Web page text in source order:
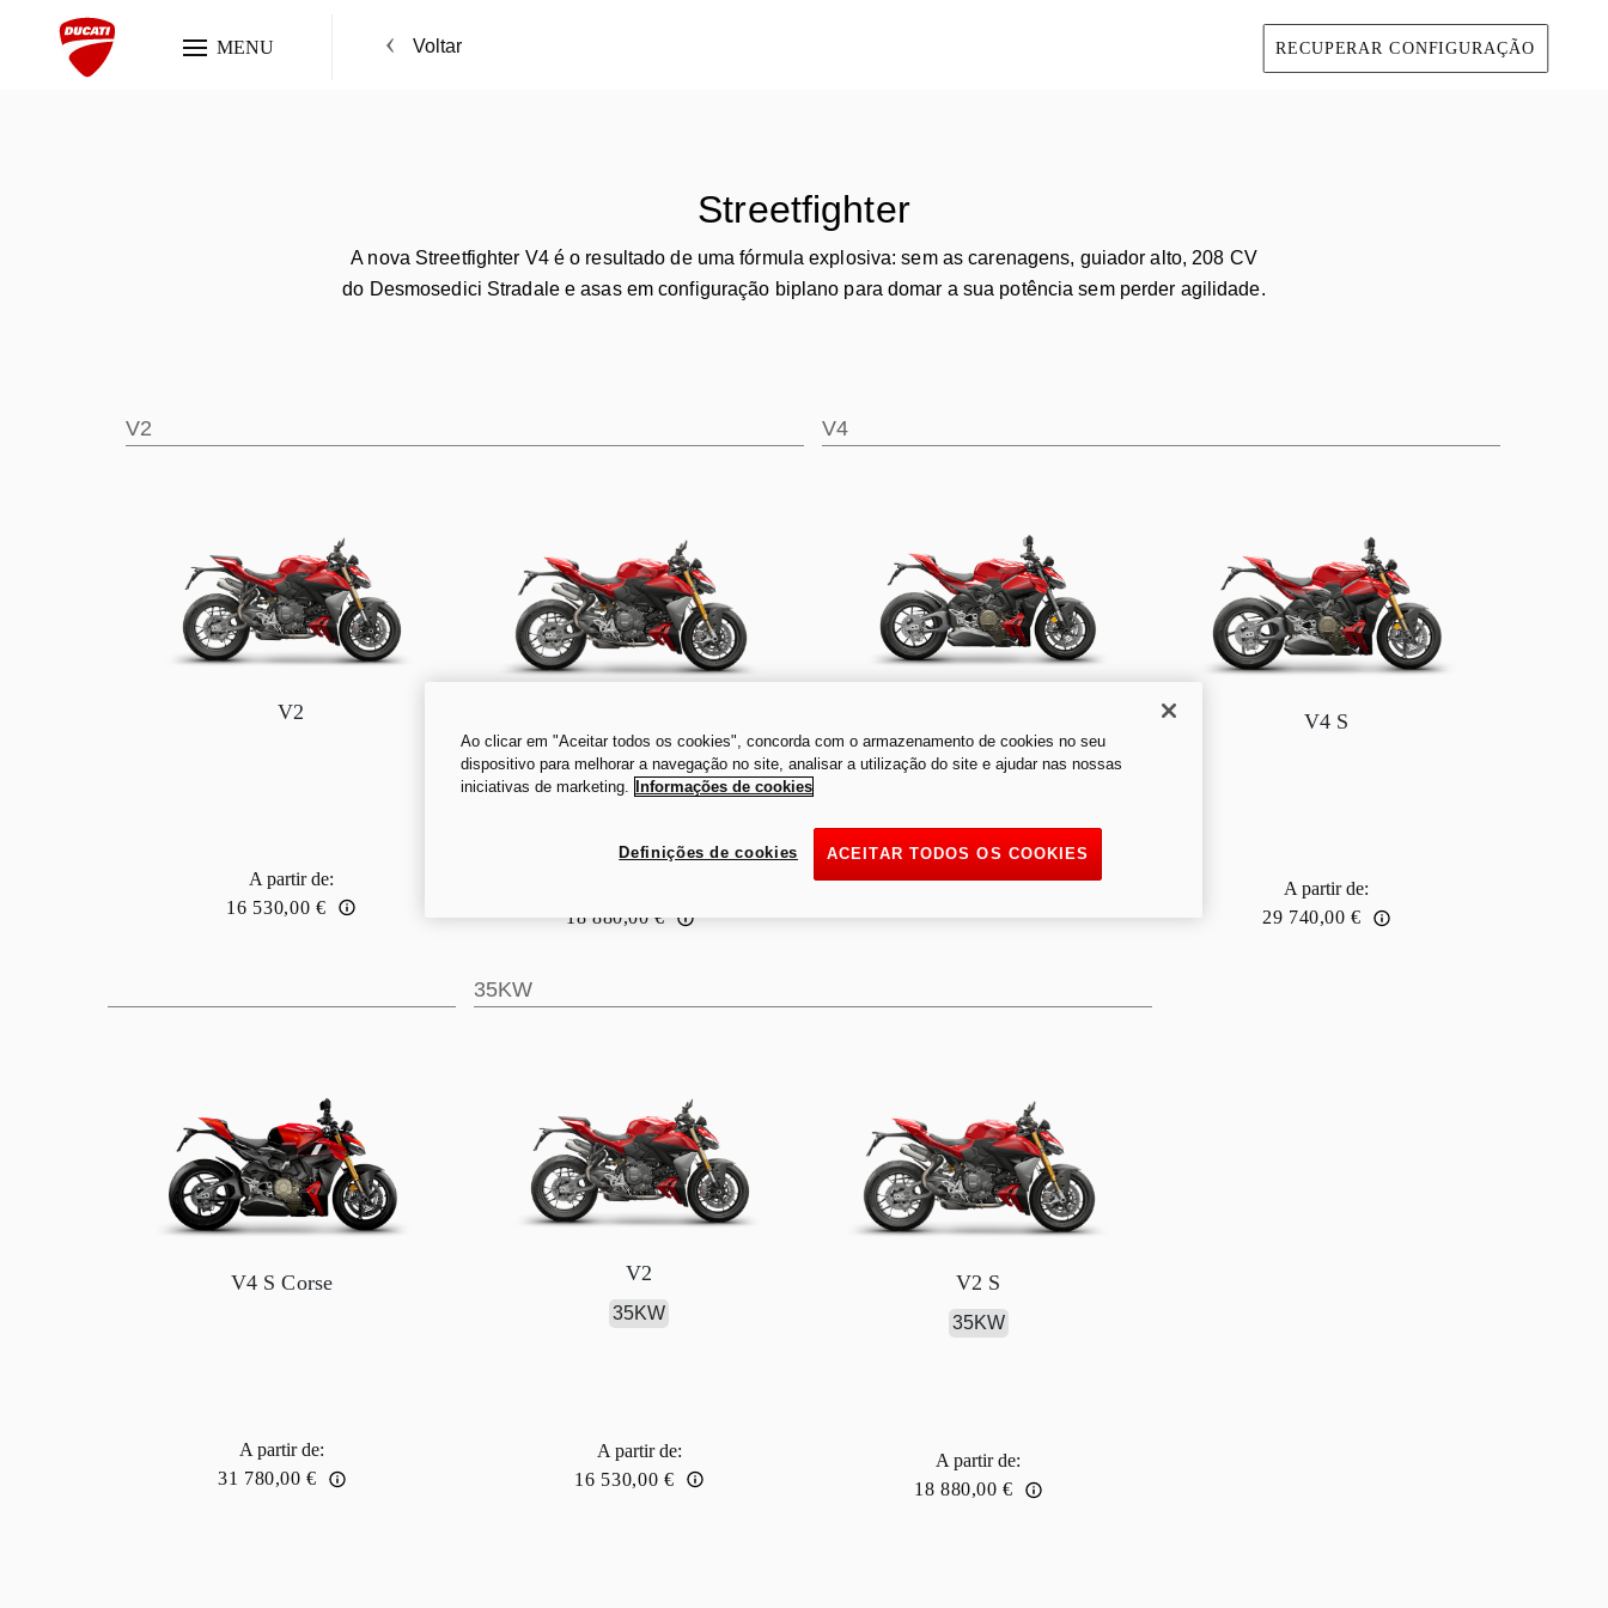
MENU Voltar RECUPERAR CONFIGURAÇÃO
Streetfighter
A nova Streetfighter V4 é o resultado de uma fórmula explosiva: sem as carenagens, guiador alto, 208 CV
do Desmosedici Stradale e asas em configuração biplano para domar a sua potência sem perder agilidade.
V2
V2
A partir de:
16 530,00 €
18 880,00 €
V4
A partir de:
V4 S
A partir de:
29 740,00 €
V4 S Corse
A partir de:
31 780,00 €
35KW
V2
35KW
A partir de:
16 530,00 €
V2 S
35KW
A partir de:
18 880,00 €
Ao clicar em "Aceitar todos os cookies", concorda com o armazenamento de cookies no seu
dispositivo para melhorar a navegação no site, analisar a utilização do site e ajudar nas nossas
iniciativas de marketing.
Informações de cookies
ACEITAR TODOS OS COOKIES
Definições de cookies